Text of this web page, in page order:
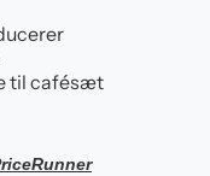
til cafésæt